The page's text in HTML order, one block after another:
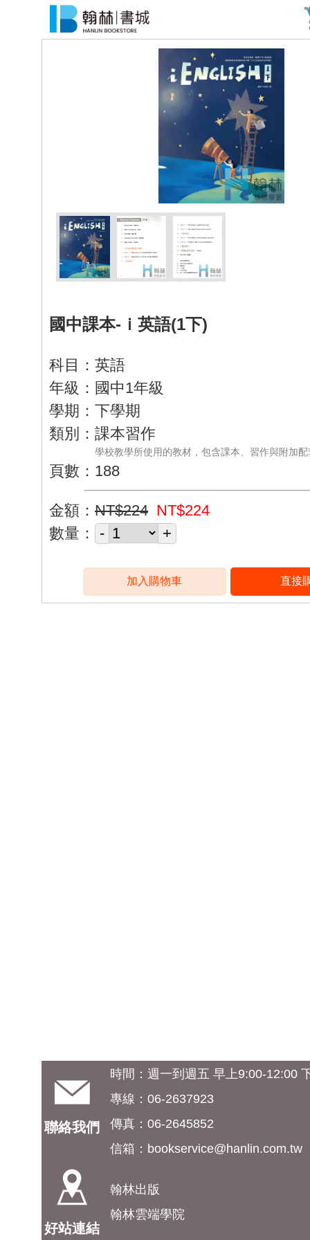
國中課本-ｉ英語(1下)
科目：英語
年級：國中1年級
學期：下學期
類別：課本習作
學校教學所使用的教材，包含課本、習作與附加
頁數：188
金額： NT$224 NT$224
數量：
聯絡我們
時間：週一到週五 早上9:00-12:00
專線：06-2637923
傳真：06-2645852
信箱： bookservice@hanlin.com.tw
好站連結
翰林出版
翰林雲端學院